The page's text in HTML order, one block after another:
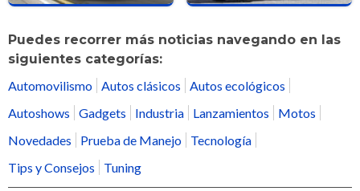
Puedes recorrer más noticias navegando en las
siguientes categorías:
Automovilismo Autos clásicos
Autos ecológicos
Autoshows
Gadgets Industria Lanzamientos
Motos
Novedades
Prueba de Manejo
Tecnología
Tips y Consejos
Tuning